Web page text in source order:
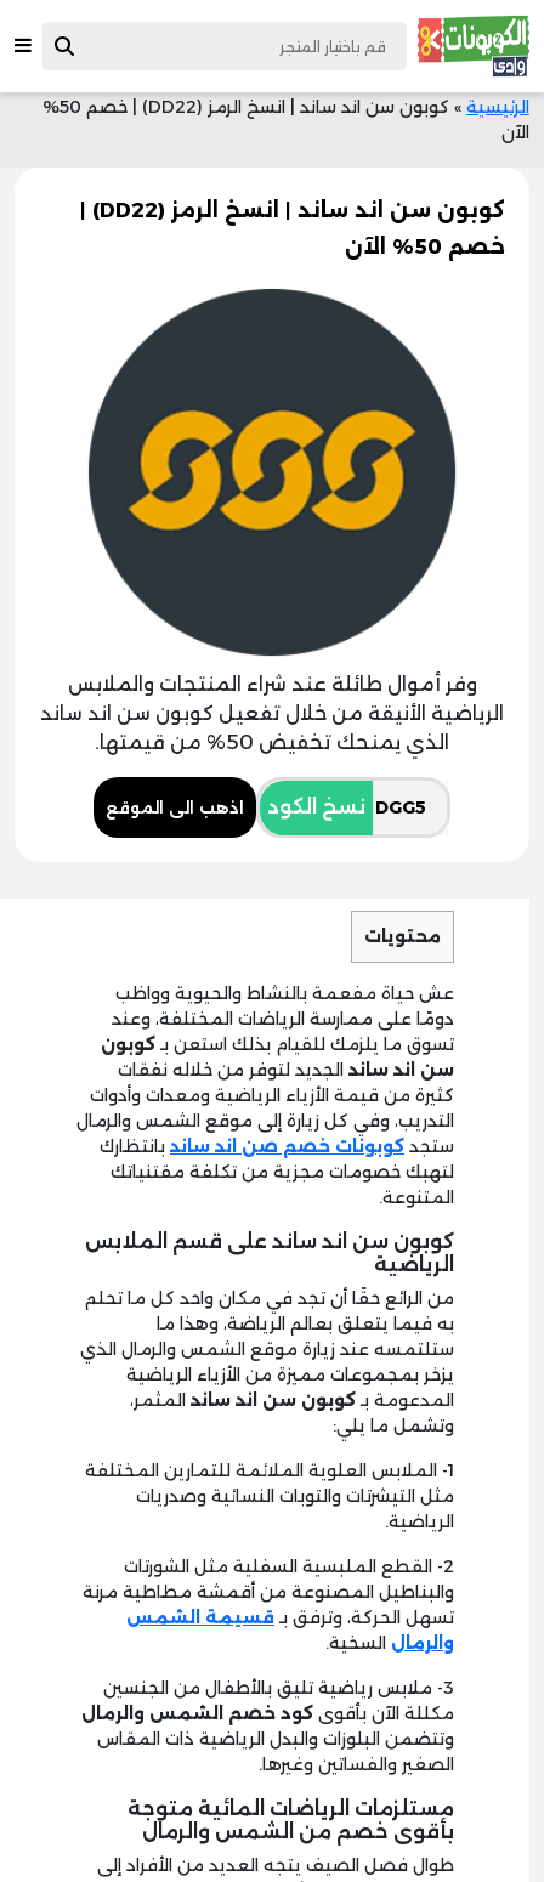
الرئيسية »
كوبون سن اند ساند | انسخ الرمز (DD22) | خصم 50%
الآن
كوبون سن اند ساند | انسخ الرمز (DD22) |
خصم 50% الآن
وفر أموال طائلة عند شراء المنتجات والملابس
الرياضية الأنيقة من خلال تفعيل كوبون سن اند ساند
الذي يمنحك تخفيض 50% من قيمتها.
نسخ الكود اذهب الى الموقع
محتويات
عش حياة مفعمة بالنشاط والحيوية وواظب
دومًا على ممارسة الرياضات المختلفة، وعند
تسوق ما يلزمك للقيام بذلك استعن بـكوبون
سن اند ساند الجديد لتوفر من خلاله نفقات
كثيرة من قيمة الأزياء الرياضية ومعدات وأدوات
التدريب، وفي كل زيارة إلى موقع الشمس والرمال
ستجد كوبونات خصم صن اند ساند بانتظارك
لتهبك خصومات مجزية من تكلفة مقتنياتك
المتنوعة.
كوبون سن اند ساند على قسم الملابس
الرياضية
من الرائع حقًا أن تجد في مكان واحد كل ما تحلم
به فيما يتعلق بعالم الرياضة، وهذا ما
ستلتمسه عند زيارة موقع الشمس والرمال الذي
يزخر بمجموعات مميزة من الأزياء الرياضية
المدعومة بـكوبون سن اند ساند المثمر،
وتشمل ما يلي:
1- الملابس العلوية الملائمة للتمارين المختلفة
مثل التيشرتات والتوبات النسائية وصدريات
الرياضية.
2- القطع الملبسية السفلية مثل الشورتات
والبناطيل المصنوعة من أقمشة مطاطية مرنة
تسهل الحركة، وترفق بـ قسيمة الشمس
والرمال السخية.
3- ملابس رياضية تليق بالأطفال من الجنسين
مكللة الآن بأقوى كود خصم الشمس والرمال
وتتضمن البلوزات والبدل الرياضية ذات المقاس
الصغير والفساتين وغيرها.
مستلزمات الرياضات المائية متوجة
بأقوى خصم من الشمس والرمال
طوال فصل الصيف يتجه العديد من الأفراد إلى